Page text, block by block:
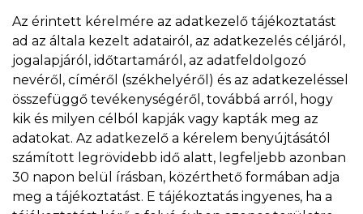
Az érintett kérelmére az adatkezelő tájékoztatást
ad az általa kezelt adatairól, az adatkezelés céljáról,
jogalapjáról, időtartamáról, az adatfeldolgozó
nevéről, címéről (székhelyéről) és az adatkezeléssel
összefüggő tevékenységéről, továbbá arról, hogy
kik és milyen célból kapják vagy kapták meg az
adatokat. Az adatkezelő a kérelem benyújtásától
számított legrövidebb idő alatt, legfeljebb azonban
30 napon belül írásban, közérthető formában adja
meg a tájékoztatást. E tájékoztatás ingyenes, ha a